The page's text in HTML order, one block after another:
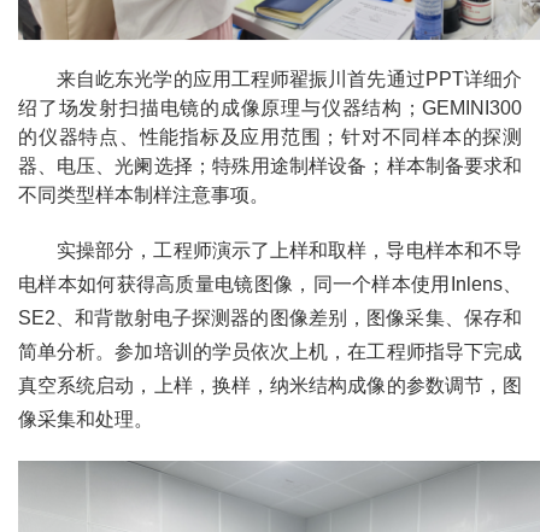
来自屹东光学的应用工程师翟振川首先通过PPT详细介
绍了场发射扫描电镜的成像原理与仪器结构；GEMINI300
的仪器特点、性能指标及应用范围；针对不同样本的探测
器、电压、光阑选择；特殊用途制样设备；样本制备要求和
不同类型样本制样注意事项。
实操部分，工程师演示了上样和取样，导电样本和不导
电样本如何获得高质量电镜图像，同一个样本使用Inlens、
SE2、和背散射电子探测器的图像差别，图像采集、保存和
简单分析。参加培训的学员依次上机，在工程师指导下完成
真空系统启动，上样，换样，纳米结构成像的参数调节，图
像采集和处理。